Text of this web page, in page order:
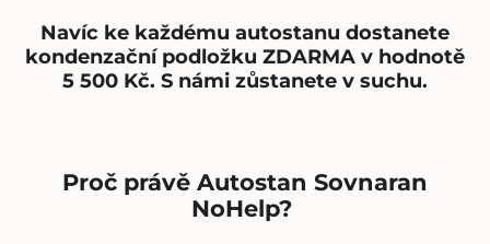
Navíc ke každému autostanu dostanete
kondenzační podložku ZDARMA v hodnotě
5 500 Kč. S námi zůstanete v suchu.
Proč právě Autostan Sovnaran
NoHelp?